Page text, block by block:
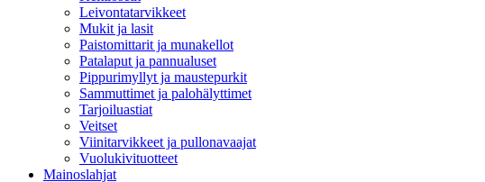
Leivontatarvikkeet
Mukit ja lasit
Paistomittarit ja munakellot
Patalaput ja pannualuset
Pippurimyllyt ja maustepurkit
Sammuttimet ja palohälyttimet
Tarjoiluastiat
Veitset
Viinitarvikkeet ja pullonavaajat
Vuolukivituotteet
Mainoslahjat